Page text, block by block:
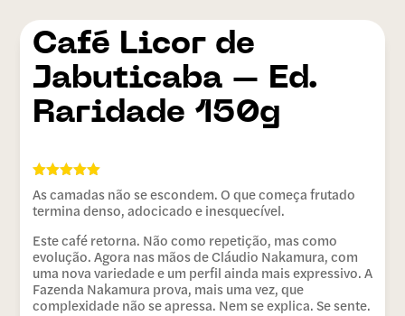
Licor de
Jabuticaba – Ed.
Raridade 150g
como5.00
de 5, com
em
avaliação de
cliente
As camadas não se escondem. O que começa frutado
termina denso, adocicado e inesquecível.
Este café retorna. Não como repetição, mas como
evolução. Agora nas mãos de Cláudio Nakamura, com
uma nova variedade e um perfil ainda mais expressivo. A
Fazenda Nakamura prova, mais uma vez, que
complexidade não se apressa. Nem se explica. Se sente.